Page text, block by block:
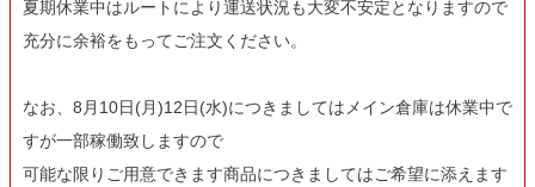
夏期休業中はルートにより運送状況も大変不安定となりますので
充分に余裕をもってご注文ください。
なお、8月10日(月)12日(水)につきましてはメイン倉庫は休業中で
すが一部稼働致しますので
可能な限りご用意できます商品につきましてはご希望に添えます